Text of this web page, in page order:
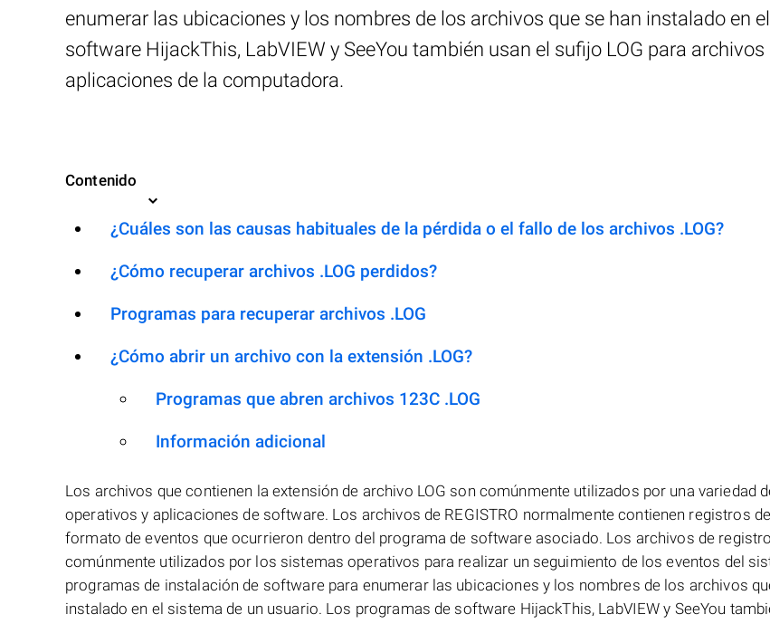
enumerar las ubicaciones y los nombres de los archivos que se han instalado en
software HijackThis, LabVIEW y SeeYou también usan el sufijo LOG para
aplicaciones de la computadora.
Contenido
¿Cuáles son las causas habituales de la pérdida o el fallo de los archivos .LOG?
¿Cómo recuperar archivos .LOG perdidos?
Programas para recuperar archivos .LOG
¿Cómo abrir un archivo con la extensión .LOG?
Programas que abren archivos 123C .LOG
Información adicional
Los archivos que contienen la extensión de archivo LOG son comúnmente utilizados por una variedad
operativos y aplicaciones de software. Los archivos de REGISTRO normalmente contienen registros
formato de eventos que ocurrieron dentro del programa de software asociado. Los archivos de
comúnmente utilizados por los sistemas operativos para realizar un seguimiento de los eventos del
programas de instalación de software para enumerar las ubicaciones y los nombres de los archivos
instalado en el sistema de un usuario. Los programas de software HijackThis, LabVIEW y SeeYou